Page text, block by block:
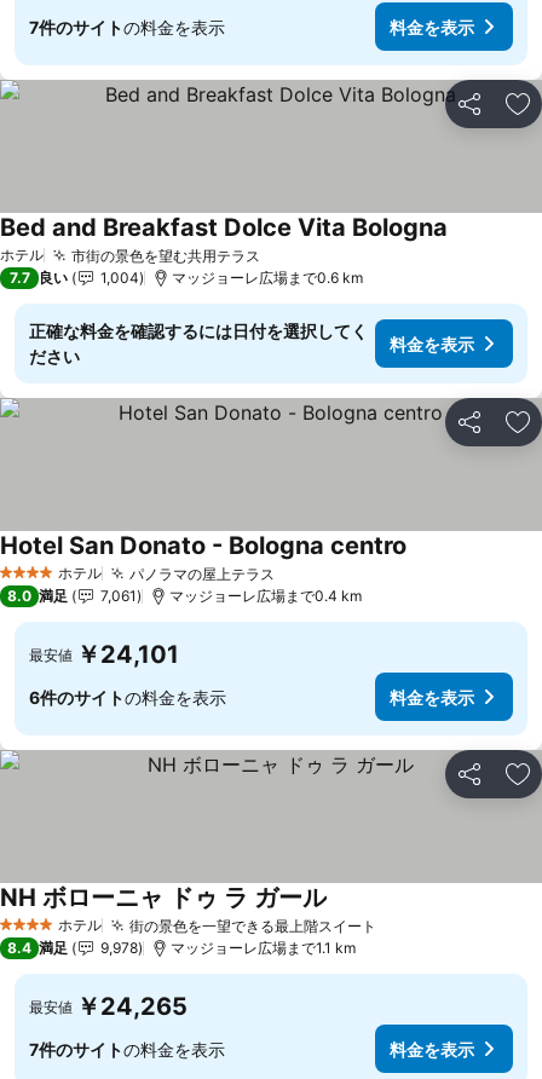
7件のサイトの料金を表示 料金を表示
シェア お
ホテル 市街の景色を望む共用テラス
Bed and Breakfast Dolce Vita Bologna
7.7 良い 1,004 マッジョーレ広場まで0.6 km
正確な料金を確認するには日付を選択してく
ださい
料金を表示
シェア お
4 ホテルのランク
ホテル パノラマの屋上テラス
Hotel San Donato - Bologna centro
8.0 満足 7,061 マッジョーレ広場まで0.4 km
最安値 ￥24,101
6件のサイトの料金を表示 料金を表示
シェア お
4 ホテルのランク
ホテル 街の景色を一望できる最上階スイート
NH ボローニャ ドゥ ラ ガール
8.4 満足 9,978 マッジョーレ広場まで1.1 km
最安値 ￥24,265
7件のサイトの料金を表示 料金を表示